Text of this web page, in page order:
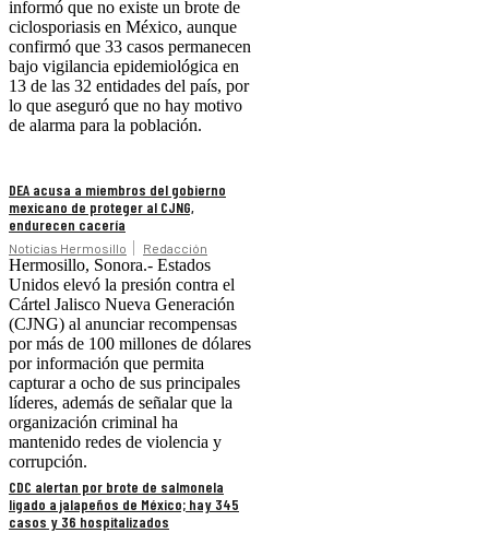
informó que no existe un brote de
ciclosporiasis en México, aunque
confirmó que 33 casos permanecen
bajo vigilancia epidemiológica en
13 de las 32 entidades del país, por
lo que aseguró que no hay motivo
de alarma para la población.
DEA acusa a miembros del gobierno
mexicano de proteger al CJNG,
endurecen cacería
Noticias Hermosillo Redacción
Hermosillo, Sonora.- Estados
Unidos elevó la presión contra el
Cártel Jalisco Nueva Generación
(CJNG) al anunciar recompensas
por más de 100 millones de dólares
por información que permita
capturar a ocho de sus principales
líderes, además de señalar que la
organización criminal ha
mantenido redes de violencia y
corrupción.
CDC alertan por brote de salmonela
ligado a jalapeños de México; hay 345
casos y 36 hospitalizados